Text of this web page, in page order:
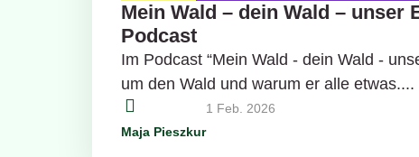
Mein Wald – dein Wald – unser
Podcast
Im Podcast “Mein Wald - dein Wald -
um den Wald und warum er alle etwas....
Maja Pieszkur
1 Feb. 2026